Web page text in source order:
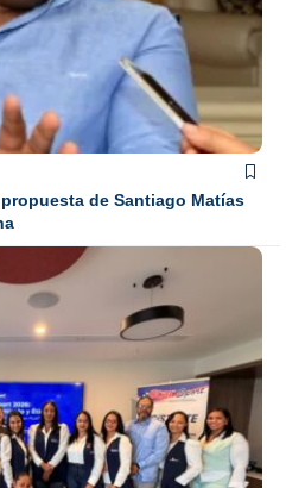
de Santiago Matías